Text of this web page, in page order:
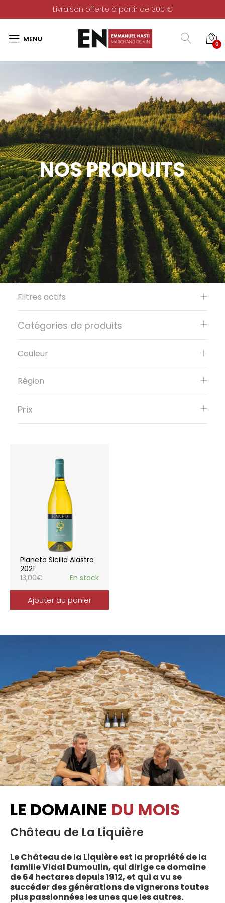
Livraison offerte à partir de 300 €
0
NOS PRODUITS
Planeta Sicilia Alastro
2021
13,00€ En stock
Ajouter au panier
Filtres actifs
Catégories de produits
Couleur
Région
Prix
LE DOMAINE DU MOIS
Château de La Liquière
Le Château de la Liquière est la propriété de la
famille Vidal Dumoulin, qui dirige ce domaine
de 64 hectares depuis 1912, et qui a vu se
succéder des générations de vignerons toutes
plus passionnées les unes que les autres.